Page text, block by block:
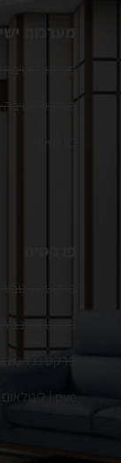
מערכות
מערכות ישיבה
מערכות ישיבה
כורסאות
פרקטים
פרקט עץ טבעי
פרקט למינציה
פרקט נגד מים SPC
pvc | לינולאום